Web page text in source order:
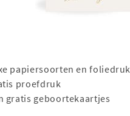
papiersoorten en foliedruk
proefdruk
gratis geboortekaartjes